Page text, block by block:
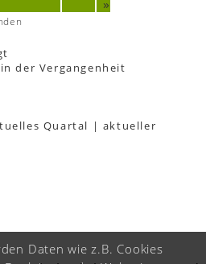
»
der Vergangenheit
Quartal | aktueller
Daten wie z.B. Cookies